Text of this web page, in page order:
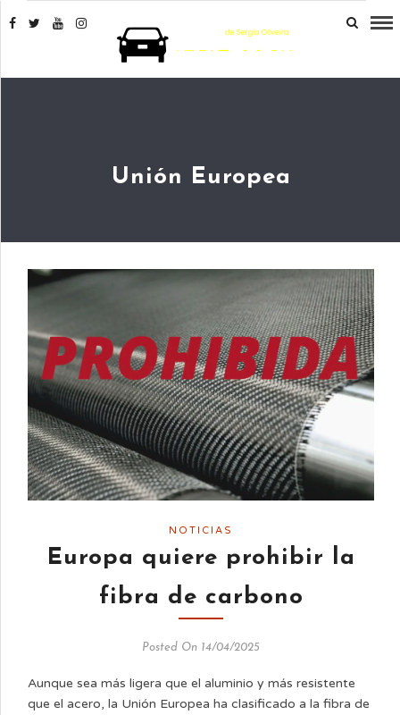
Unión Europea
NOTICIAS
Europa quiere prohibir la
fibra de carbono
Posted On 14/04/2025
Aunque sea más ligera que el aluminio y más resistente
que el acero, la Unión Europea ha clasificado a la fibra de